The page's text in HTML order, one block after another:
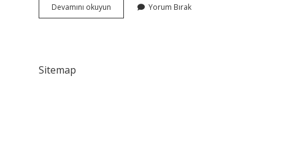
Devamını okuyun Hüseyni
Makamı
Yorum Bırak
Sitemap